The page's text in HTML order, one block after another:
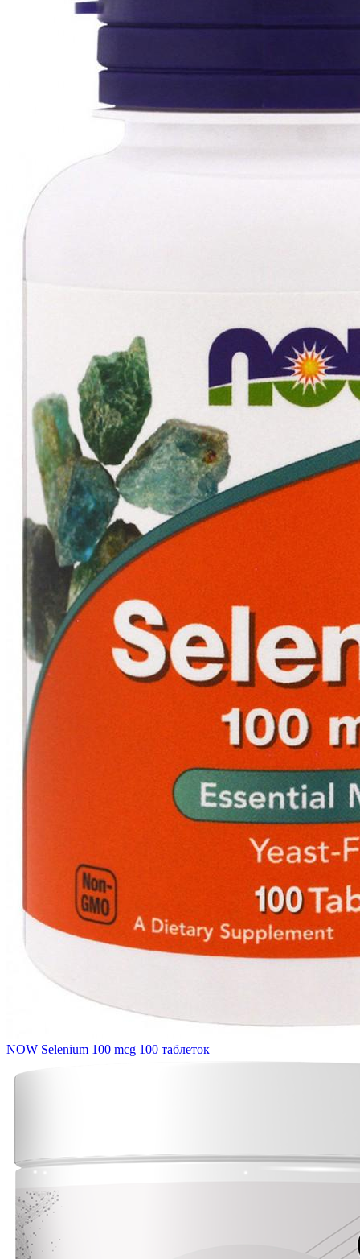
NOW Selenium 100 mcg 100 таблеток